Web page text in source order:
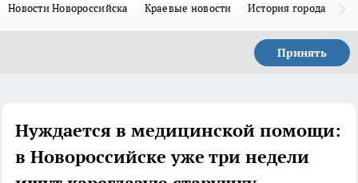
Новости Новороссийска Краевые новости История города Н
Принять
Нуждается в медицинской помощи:
в Новороссийске уже три недели